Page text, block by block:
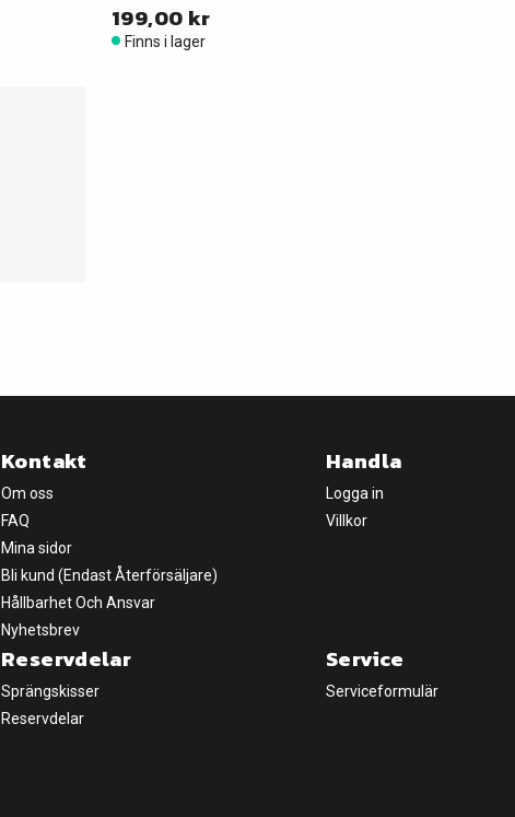
199,00 kr
Finns i lager
Kontakt
Om oss
FAQ
Mina sidor
Bli kund (Endast Återförsäljare)
Hållbarhet Och Ansvar
Nyhetsbrev
Handla
Logga in
Villkor
Reservdelar
Sprängskisser
Reservdelar
Service
Serviceformulär